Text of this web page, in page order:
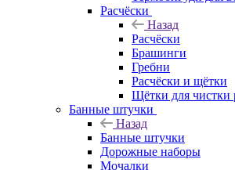
Расчёски
Назад
Расчёски
Брашинги
Гребни
Расчёски и щётки
Щётки для чистки
Банные штучки
Назад
Банные штучки
Дорожные наборы
Мочалки